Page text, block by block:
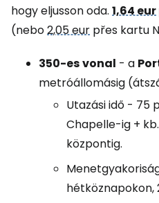
hogy eljusson oda. 1,64 eur
(nebo2,05 eur přes kartu
350-esvonal - a
metróállomásig
Utazási idő - 75
Chapelle-ig +
központig.